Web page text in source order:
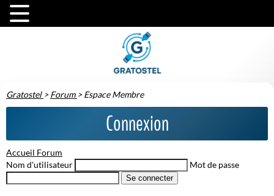
Gratostel >Forum >Espace Membre
Connexion
Accueil Forum
Nom d'utilisateur
Mot de passe
Se connecter